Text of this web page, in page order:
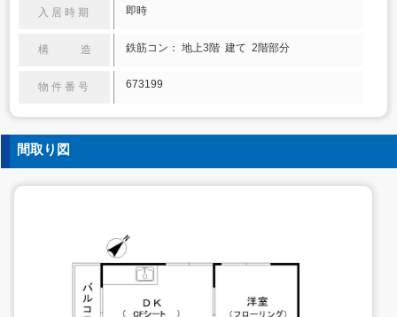
入居時期 即時
構 造 鉄筋コン： 地上3階 建て 2階部分
物件番号 673199
間取り図